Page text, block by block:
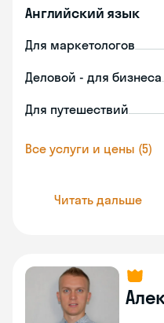
Английский язык
Для маркетологов
Деловой - для бизнеса
Для путешествий
Все услуги и цены (5)
Читать дальше